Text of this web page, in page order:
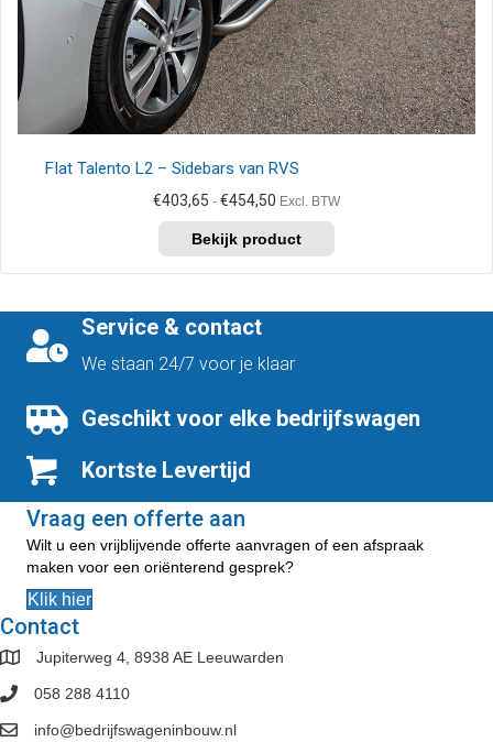
productpagina
FIat Talento L2 – Sidebars van RVS
€403,65 - €454,50 Prijsklasse:
tot
Excl. BTW
product
heeft
variaties.
Deze
optie
worden
de
Service & contact
We staan 24/7 voor je klaar
Geschikt voor elke bedrijfswagen
Kortste Levertijd
Vraag een offerte aan
Wilt u een vrijblijvende offerte aanvragen of een afspraak
maken voor een oriënterend gesprek?
Klik hier
Contact
Jupiterweg 4, 8938 AE Leeuwarden
058 288 4110
info@bedrijfswageninbouw.nl